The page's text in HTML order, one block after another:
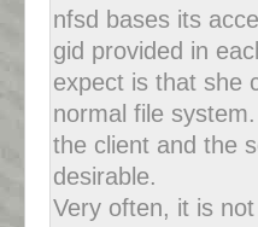
nfsd bases its
gid provided in
expect is that she
normal file
the client and the
desirable.
Very often, it is